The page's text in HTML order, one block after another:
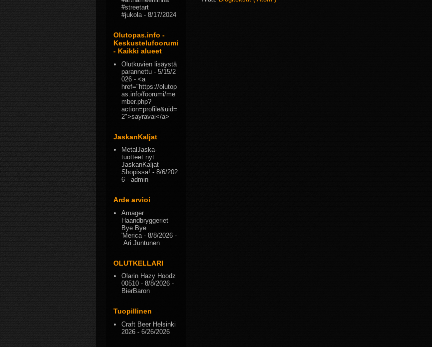
#streetart
#jukola- 8/17/2024
Olutopas.info -
Keskustelufoorumi
- Kaikki alueet
Olutkuvien lisäystä
parannettu - 5/15/2
026 - <a
href="https://olutop
as.info/foorumi/me
mber.php?
action=profile&uid=
2">sayravai</a>
JaskanKaljat
MetalJaska-
tuotteet nyt
JaskanKaljat
Shopissa! - 8/6/202
6 - admin
Arde arvioi
Amager
Haandbryggeriet
Bye Bye
'Merica - 8/8/2026 -
Ari Juntunen
OLUTKELLARI
Olarin Hazy Hoodz
00510 - 8/8/2026 -
BierBaron
Tuopillinen
Craft Beer Helsinki
2026 - 6/26/2026